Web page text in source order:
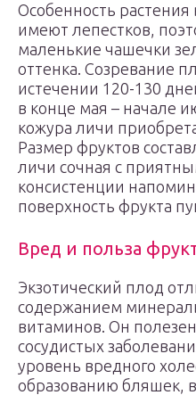
Особенность растения
имеют лепестков,
маленькие чашечки
оттенка. Созревание
истечении 120-130
в конце мая – начале
кожура личи
Размер фруктов
личи сочная с
консистенции
поверхность фрукта
Вред и польза
Экзотический плод
содержанием
витаминов. Он
сосудистых
уровень вредного
образованию бляшек,